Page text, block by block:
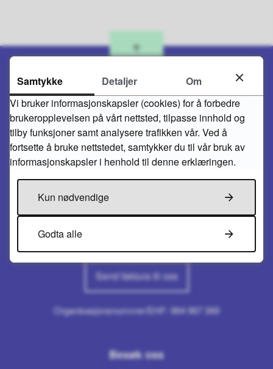
Skriv til oss
FLEKKEFJORD KOMMUNE
Kirkegaten 50
E-post:post@flekkefjord.kommune.no
Send faktura til oss
Organisasjonsnummer/EHF: 964 967 369
Besøk oss
Samtykke Detaljer
Om
Vi bruker informasjonskapsler (cookies) for å forbedre
brukeropplevelsen på vårt nettsted, tilpasse innhold og
tilby funksjoner samt analysere trafikken vår. Ved å
fortsette å bruke nettstedet, samtykker du til vår bruk av
informasjonskapsler i henhold til denne erklæringen.
Kun nødvendige
Godta alle